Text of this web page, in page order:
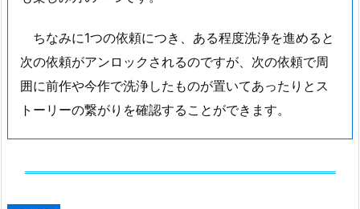
ちなみに1つの依頼につき、ある程度洗浄を進めると
次の依頼がアンロックされるのですが、次の依頼で周
囲に前作や今作で洗浄したものが置いてあったりとス
トーリーの繋がりを確認することができます。